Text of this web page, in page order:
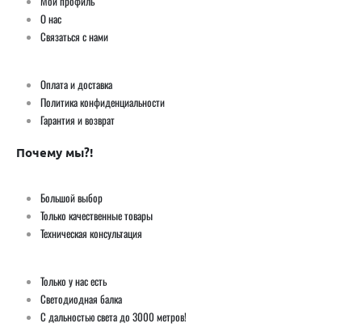
О нас
Связаться с нами
Оплата и доставка
Политика конфиденциальности
Гарантия и возврат
Почему мы?!
Большой выбор
Только качественные товары
Техническая консультация
Только у нас есть
Светодиодная балка
С дальностью света до 3000 метров!